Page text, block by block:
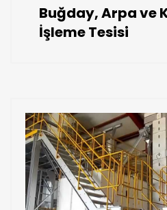
Buğday, Arpa ve
İşleme Tesisi